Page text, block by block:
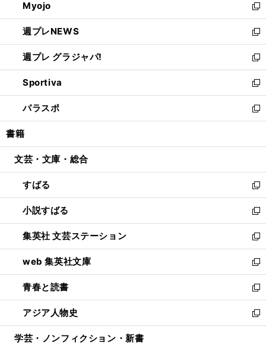
く
で
開
く
ド
ウ
で
開
く
ィ
ン
ド
ウ
で
開
く
Myojo
新
し
い
ウ
ィ
ン
ド
ウ
で
開
週プレNEWS
新
し
い
ウ
ィ
ン
ド
ウ
開
週プレ グラジャパ!
新
し
い
ウ
ィ
ン
ウ
開
く
Sportiva
新
し
い
ウ
ン
ウ
で
開
く
パラスポ
新
し
ウ
ン
ド
ウ
で
開
く
書籍
文芸・文庫・総合
すばる
新
し
い
ウ
ィ
ン
ド
ウ
で
開
く
小説すばる
新
し
い
ウ
ィ
ン
ド
ウ
で
開
集英社 文芸ステーション
新
し
い
ウ
ィ
ン
ド
ウ
web 集英社文庫
新
し
い
ウ
ィ
ン
青春と読書
新
し
い
ウ
アジア人物史
新
し
学芸・ノンフィクション・新書